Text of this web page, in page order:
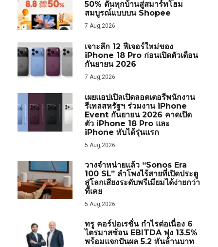
50% ดันทุกบ้านสู่สมาร์ทโฮม
สมบูรณ์แบบบน Shopee
7 Aug,2026
เจาะลึก 12 ฟีเจอร์ใหม่ของ
iPhone 18 Pro ก่อนเปิดตัวเดือน
กันยายน 2026
7 Aug,2026
เผยแอปเปิลเปิดลอตเตอรีพนักงาน
รีเทลสหรัฐฯ ร่วมงาน iPhone
Event กันยายน 2026 คาดเปิด
ตัว iPhone 18 Pro และ
iPhone พับได้รุ่นแรก
5 Aug,2026
วางจำหน่ายแล้ว “Sonos Era
100 SL” ลำโพงไร้สายที่เปิดประตู
สู่โลกเสียงระดับพรีเมียมได้ง่ายกว่า
ที่เคย
5 Aug,2026
ทรู คอร์ปอเรชั่น กำไรต่อเนื่อง 6
ไตรมาสซ้อน EBITDA พุ่ง 13.5%
พร้อมแจกปันผล 5.2 พันล้านบาท